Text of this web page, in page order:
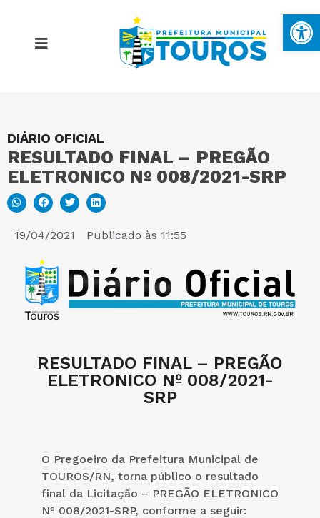
DIÁRIO OFICIAL
RESULTADO FINAL – PREGÃO
ELETRONICO Nº 008/2021-SRP
19/04/2021 Publicado às 11:55
RESULTADO FINAL – PREGÃO
ELETRONICO Nº 008/2021-
SRP
O Pregoeiro da Prefeitura Municipal de
TOUROS/RN, torna público o resultado
final da Licitação – PREGÃO ELETRONICO
Nº 008/2021-SRP, conforme a seguir:
MAPA DO SITE
PORTAL DA TRANSPARÊNCIA
E-SIC
PERGUNTAS FREQUENTES